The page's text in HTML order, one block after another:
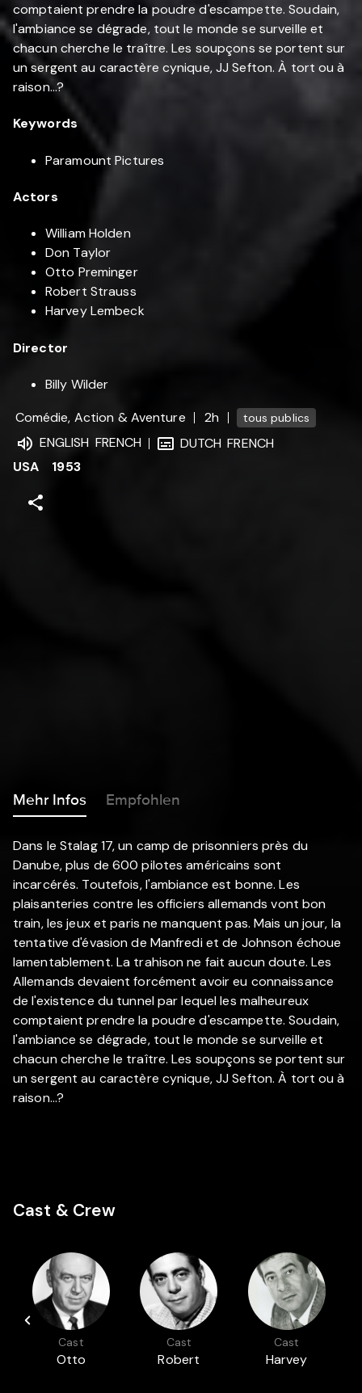
comptaient prendre la poudre d'escampette. Soudain,
l'ambiance se dégrade, tout le monde se surveille et
chacun cherche le traître. Les soupçons se portent sur
un sergent au caractère cynique, JJ Sefton. À tort ou à
raison…?
Keywords
Paramount Pictures
Actors
William Holden
Don Taylor
Otto Preminger
Robert Strauss
Harvey Lembeck
Director
Billy Wilder
Comédie, Action & Aventure
2h tous publics
ENGLISH FRENCH DUTCH FRENCH
USA
1953
Mehr Infos Empfohlen
Dans le Stalag 17, un camp de prisonniers près du
Danube, plus de 600 pilotes américains sont
incarcérés. Toutefois, l'ambiance est bonne. Les
plaisanteries contre les officiers allemands vont bon
train, les jeux et paris ne manquent pas. Mais un jour, la
tentative d'évasion de Manfredi et de Johnson échoue
lamentablement. La trahison ne fait aucun doute. Les
Allemands devaient forcément avoir eu connaissance
de l'existence du tunnel par lequel les malheureux
comptaient prendre la poudre d'escampette. Soudain,
l'ambiance se dégrade, tout le monde se surveille et
chacun cherche le traître. Les soupçons se portent sur
un sergent au caractère cynique, JJ Sefton. À tort ou à
raison…?
Cast & Crew
Cast
Otto
Cast
Robert
Cast
Harvey